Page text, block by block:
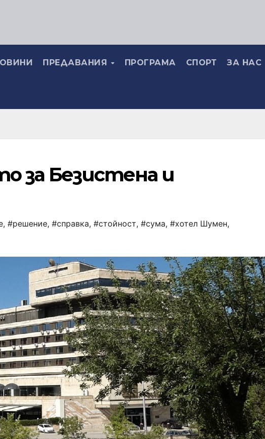
ПРЕДАВАНИЯ ПРОГРАМА СПОРТ ЗА НАС
за Безистена и
, #решение, #справка, #стойност, #сума, #хотел Шумен,